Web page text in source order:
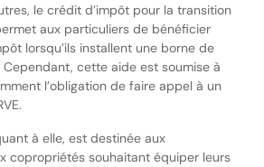
le crédit d’impôt pour la transition
aux particuliers de bénéficier
lorsqu’ils installent une borne de
cette aide est soumise à
l’obligation de faire appel à un
à elle, est destinée aux
copropriétés souhaitant équiper leurs